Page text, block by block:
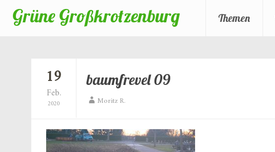
Grüne Großkrotzenburg Themen
19
Feb.
2020
baumfrevel 09
Moritz R.